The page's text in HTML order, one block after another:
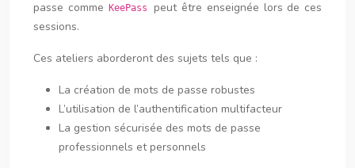
passe comme KeePass peut être enseignée lors de ces
sessions.
Ces ateliers aborderont des sujets tels que :
La création de mots de passe robustes
L’utilisation de l’authentification multifacteur
La gestion sécurisée des mots de passe
professionnels et personnels